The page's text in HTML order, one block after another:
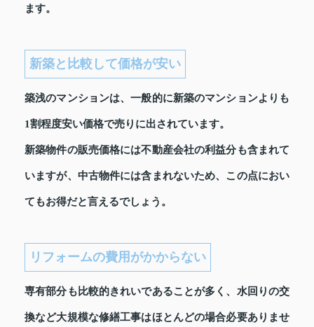
ます。
新築と比較して価格が安い
築浅のマンションは、一般的に新築のマンションよりも
1割程度安い価格で売りに出されています。
新築物件の販売価格には不動産会社の利益分も含まれて
いますが、中古物件には含まれないため、この点におい
てもお得だと言えるでしょう。
リフォームの費用がかからない
専有部分も比較的きれいであることが多く、水回りの交
換など大規模な修繕工事はほとんどの場合必要ありませ